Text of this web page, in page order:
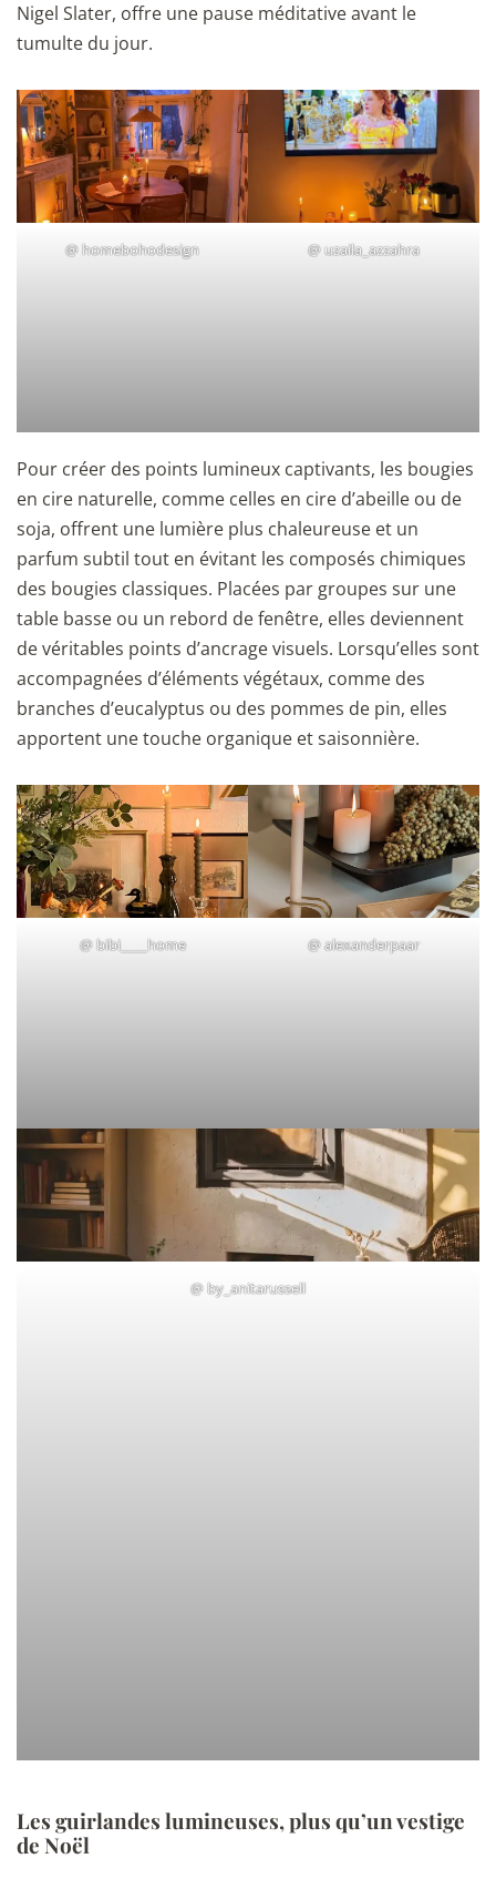
Nigel Slater, offre une pause méditative avant le
tumulte du jour.
@homebohodesign @uzaila_azzahra
Pour créer des points lumineux captivants, les bougies
en cire naturelle, comme celles en cire d’abeille ou de
soja, offrent une lumière plus chaleureuse et un
parfum subtil tout en évitant les composés chimiques
des bougies classiques. Placées par groupes sur une
table basse ou un rebord de fenêtre, elles deviennent
de véritables points d’ancrage visuels. Lorsqu’elles sont
accompagnées d’éléments végétaux, comme des
branches d’eucalyptus ou des pommes de pin, elles
apportent une touche organique et saisonnière.
@bibi____home @alexanderpaar
@by_anitarussell
Les guirlandes lumineuses, plus qu’un vestige
de Noël